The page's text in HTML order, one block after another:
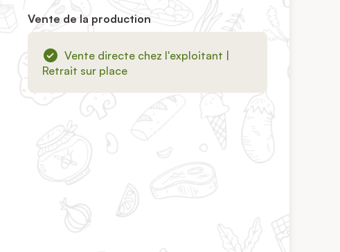
Vente de la production
Vente directe chez l'exploitant |
Retrait sur place